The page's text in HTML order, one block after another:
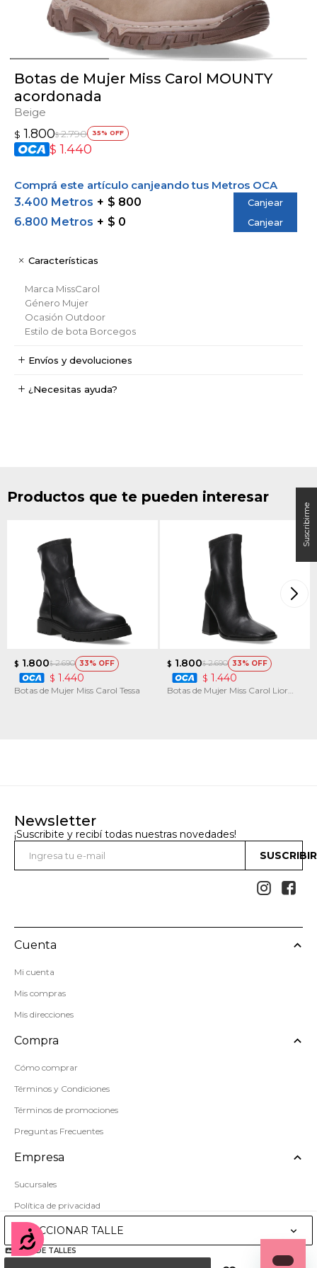
Accesibilidad
Botas de Mujer Miss Carol MOUNTY
acordonada
Beige
$ 1.800$ 2.790 35
$ 1.440
SELECCIONAR TALLE
GUÍA DE TALLES
Comprá este artículo canjeando tus Metros OCA
3.400 Metros
$ 800 Canjear
6.800 Metros $ 0 Canjear
Características
Marca MissCarol
Género Mujer
Ocasión Outdoor
Estilo de bota Borcegos
Envíos y devoluciones
¿Necesitas ayuda?
Productos que te pueden interesar
$ 1.800$ 2.690 33
$ 1.440
Botas de Mujer Miss Carol Tessa
$ 1.800$ 2.690 33
$ 1.440
Botas de Mujer Miss Carol Lior
Newsletter
¡Suscribite y recibí todas nuestras novedades!
 
Cuenta
Mi cuenta
Mis compras
Mis direcciones
Compra
Cómo comprar
Términos y Condiciones
Términos de promociones
Preguntas Frecuentes
Empresa
Sucursales
Política de privacidad
Mapa del sitio